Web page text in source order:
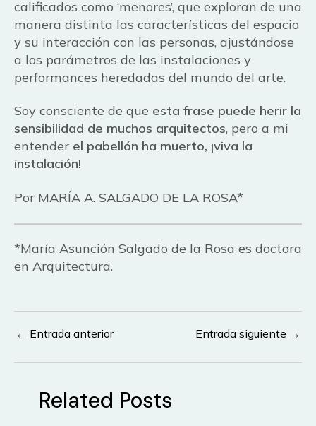
calificados como ‘menores’, que exploran de una
manera distinta las características del espacio
y su interacción con las personas, ajustándose
a los parámetros de las instalaciones y
performances heredadas del mundo del arte.
Soy consciente de que esta frase puede herir la
sensibilidad de muchos arquitectos, pero a mi
entender el pabellón ha muerto, ¡viva la
instalación!
Por MARÍA A. SALGADO DE LA ROSA*
*María Asunción Salgado de la Rosa es doctora
en Arquitectura.
Navegación
entradas
← Entrada anterior Entrada siguiente →
Related Posts